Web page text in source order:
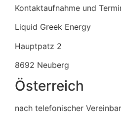
Kontaktaufnahme und
Liquid Greek Energy
Hauptpatz 2
8692 Neuberg
Österreich
nach telefonischer